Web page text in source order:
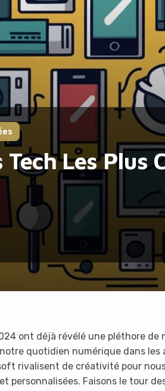
Les Plus
ont déjà révélé une pléthore de
quotidien numérique dans les
rivalisent de créativité pour
personnalisées. Faisons le tour